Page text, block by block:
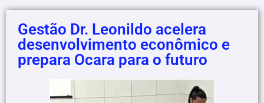
Gestão Dr. Leonildo acelera
desenvolvimento econômico e
prepara Ocara para o futuro